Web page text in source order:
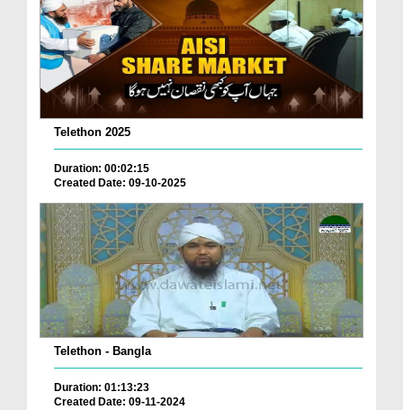
Telethon 2025
Duration: 00:02:15
Created Date: 09-10-2025
Telethon - Bangla
Duration: 01:13:23
Created Date: 09-11-2024